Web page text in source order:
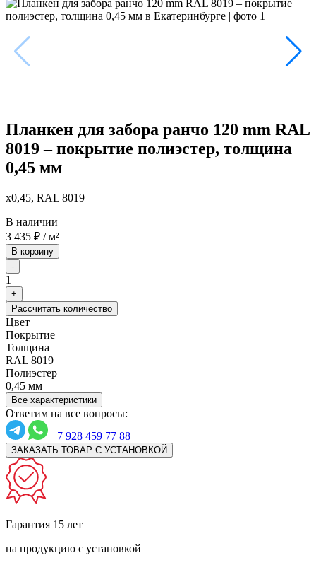
Планкен для забора ранчо 120 mm RAL
8019 – покрытие полиэстер, толщина
0,45 мм
x0,45, RAL 8019
В наличии
3 435 ₽ / м²
В корзину
-
1
+
Рассчитать количество
Цвет
Покрытие
Толщина
RAL 8019
Полиэстер
0,45 мм
Все характеристики
Ответим на все вопросы:
+7 928 459 77 88
ЗАКАЗАТЬ ТОВАР С УСТАНОВКОЙ
Гарантия 15 лет
на продукцию с установкой